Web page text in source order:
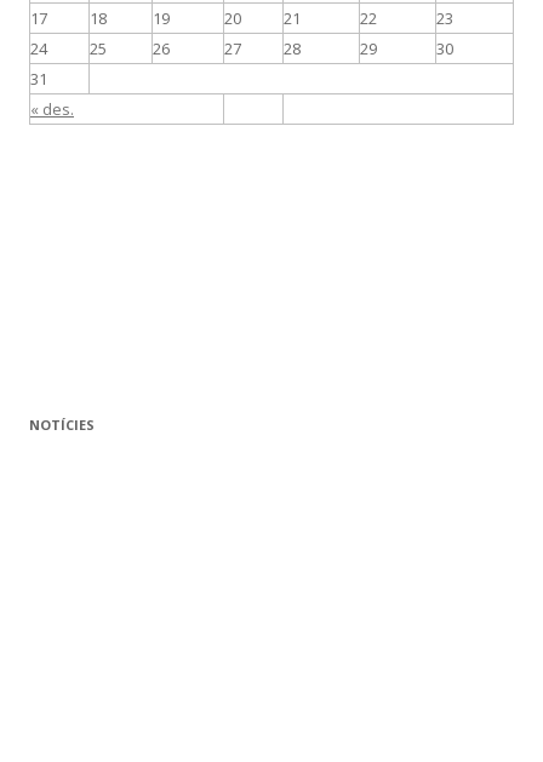
« des.
17
18 19 20 21 22
23
24
25 26 27 28 29
30
31
NOTÍCIES